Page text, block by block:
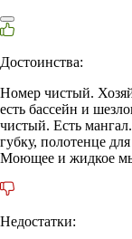
Достоинства:
Номер чистый.
есть бассейн и
чистый. Есть
губку, полотенце
Моющее и жидкое
Недостатки: